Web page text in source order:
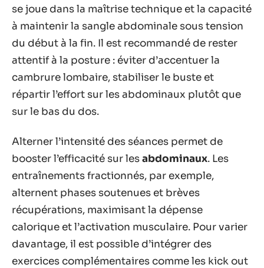
se joue dans la maîtrise technique et la capacité
à maintenir la sangle abdominale sous tension
du début à la fin. Il est recommandé de rester
attentif à la posture : éviter d’accentuer la
cambrure lombaire, stabiliser le buste et
répartir l’effort sur les abdominaux plutôt que
sur le bas du dos.
Alterner l’intensité des séances permet de
booster l’efficacité sur lesabdominaux. Les
entraînements fractionnés, par exemple,
alternent phases soutenues et brèves
récupérations, maximisant la dépense
calorique et l’activation musculaire. Pour varier
davantage, il est possible d’intégrer des
exercices complémentaires comme les kick out